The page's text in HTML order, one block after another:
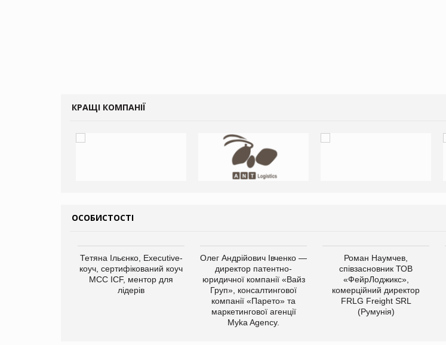
КРАЩІ КОМПАНІЇ
ОСОБИСТОСТІ
Тетяна Ільєнко, Executive-
коуч, сертифікований коуч
МСС ICF, ментор для
лідерів
Олег Андрійович Івченко —
директор патентно-
юридичної компанії «Вайз
Груп», консалтингової
компанії «Парето» та
маркетингової агенції
Myka Agency.
Роман Наумчев,
співзасновник ТОВ
«ФейрЛоджикс»,
комерційний директор
FRLG Freight SRL
(Румунія)